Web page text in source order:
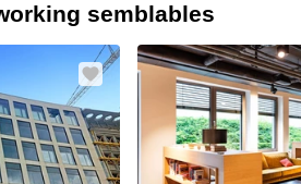
semblables